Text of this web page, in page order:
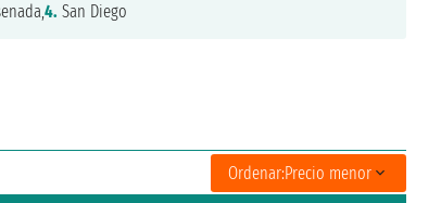
4. San Diego
Ordenar:Precio menor